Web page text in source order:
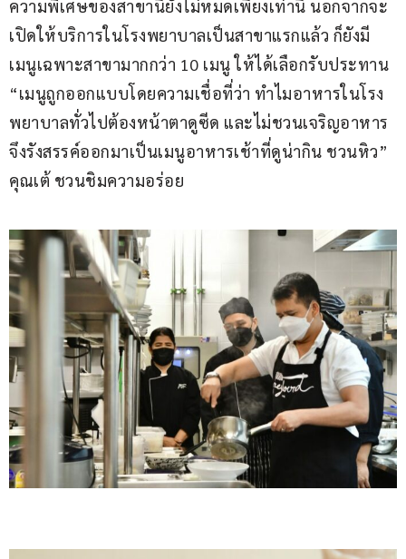
ความพิเศษของสาขานี้ยังไม่หมดเพียงเท่านี้ นอกจากจะ
เปิดให้บริการในโรงพยาบาลเป็นสาขาแรกแล้ว ก็ยังมี
เมนูเฉพาะสาขามากกว่า 10 เมนู ให้ได้เลือกรับประทาน
“เมนูถูกออกแบบโดยความเชื่อที่ว่า ทำไมอาหารในโรง
พยาบาลทั่วไปต้องหน้าตาดูซีด และไม่ชวนเจริญอาหาร
จึงรังสรรค์ออกมาเป็นเมนูอาหารเช้าที่ดูน่ากิน ชวนหิว”
คุณเต้ ชวนชิมความอร่อย